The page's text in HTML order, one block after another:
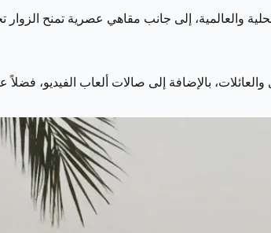
والعالمية، إلى جانب مقاهي عصرية تمنح الزوار
بالإضافة إلى صالات ألعاب الفيديو، فضلاً